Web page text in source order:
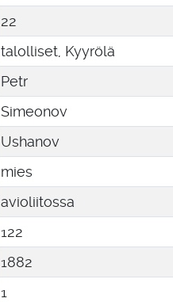
22
talolliset, Kyyrölä
Petr
Simeonov
Ushanov
mies
avioliitossa
122
1882
1